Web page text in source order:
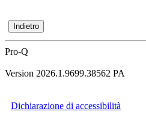
Pro-Q
Version 2026.1.9699.38562 PA
Dichiarazione di accessibilità